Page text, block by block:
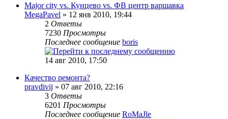
Major city vs. Кунцево vs. ФВ центр варшавка
MegaPavel » 12 янв 2010, 19:44
2 Ответы
7230 Просмотры
Последнее сообщение boris
14 авг 2010, 17:50
Качество ремонта?
pravdivij » 07 авг 2010, 22:16
3 Ответы
6201 Просмотры
Последнее сообщение RoMaJle